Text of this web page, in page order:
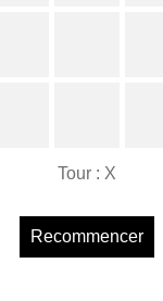
Tour : X
Recommencer